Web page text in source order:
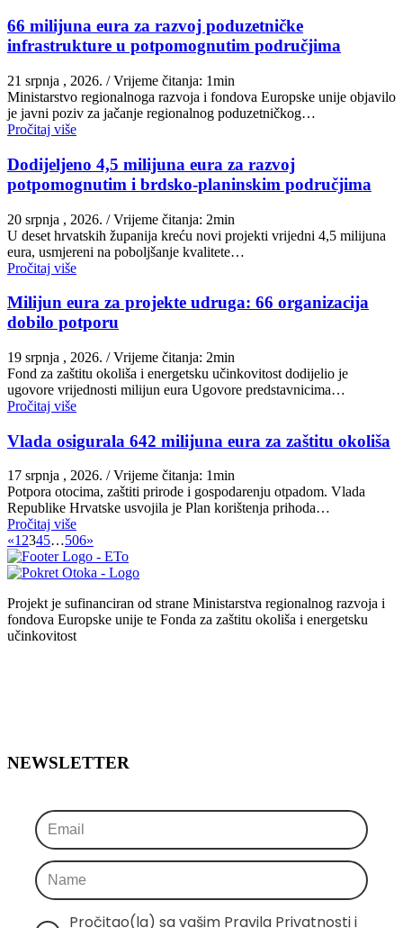
66 milijuna eura za razvoj poduzetničke
infrastrukture u potpomognutim područjima
21 srpnja , 2026. / Vrijeme čitanja: 1min
Ministarstvo regionalnoga razvoja i fondova Europske unije objavilo
je javni poziv za jačanje regionalnog poduzetničkog…
Pročitaj više
Dodijeljeno 4,5 milijuna eura za razvoj
potpomognutim i brdsko-planinskim područjima
20 srpnja , 2026. / Vrijeme čitanja: 2min
U deset hrvatskih županija kreću novi projekti vrijedni 4,5 milijuna
eura, usmjereni na poboljšanje kvalitete…
Pročitaj više
Milijun eura za projekte udruga: 66 organizacija
dobilo potporu
19 srpnja , 2026. / Vrijeme čitanja: 2min
Fond za zaštitu okoliša i energetsku učinkovitost dodijelio je
ugovore vrijednosti milijun eura Ugovore predstavnicima…
Pročitaj više
Vlada osigurala 642 milijuna eura za zaštitu okoliša
17 srpnja , 2026. / Vrijeme čitanja: 1min
Potpora otocima, zaštiti prirode i gospodarenju otpadom. Vlada
Republike Hrvatske usvojila je Plan korištenja prihoda…
Pročitaj više
«12345…506»
Projekt je sufinanciran od strane Ministarstva regionalnog razvoja i
fondova Europske unije te Fonda za zaštitu okoliša i energetsku
učinkovitost
NEWSLETTER
Pročitao(la) sa vašim Pravila Privatnosti i